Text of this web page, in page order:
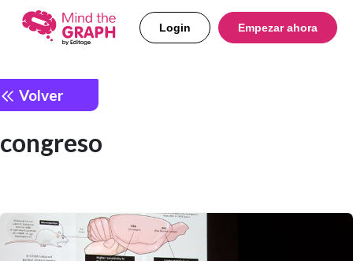
Login Empezar ahora
Volver
congreso